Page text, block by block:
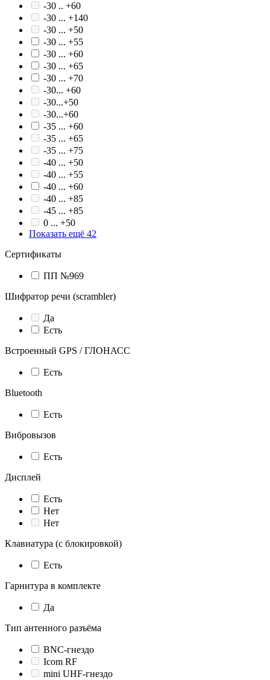
-30 .. +60
-30 ... +140
-30 ... +50
-30 ... +55
-30 ... +60
-30 ... +65
-30 ... +70
-30... +60
-30...+50
-30...+60
-35 ... +60
-35 ... +65
-35 ... +75
-40 ... +50
-40 ... +55
-40 ... +60
-40 ... +85
-45 ... +85
0 ... +50
Показать ещё 42
Сертификаты
ПП №969
Шифратор речи (scrambler)
Да
Есть
Встроенный GPS / ГЛОНАСС
Есть
Bluetooth
Есть
Вибровызов
Есть
Дисплей
Есть
Нет
Нет
Клавиатура (с блокировкой)
Есть
Гарнитура в комплекте
Да
Тип антенного разъёма
BNC-гнездо
Icom RF
mini UHF-гнездо